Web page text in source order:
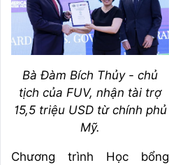
Bà Đàm Bích Thủy - chủ
tịch của FUV, nhận tài trợ
15,5 triệu USD từ chính phủ
Mỹ.
Chương trình Học bổng